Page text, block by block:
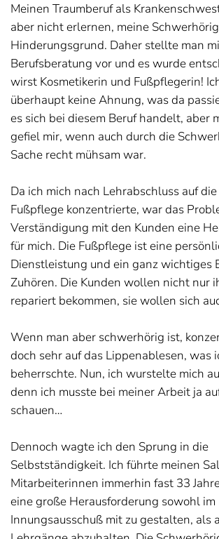
Meinen Traumberuf als
aber nicht erlernen, meine
Hinderungsgrund. Daher stellte man
Berufsberatung vor und es wurde
wirst Kosmetikerin und Fußpflegerin!
überhaupt keine Ahnung, was da
es sich bei diesem Beruf handelt, aber
gefiel mir, wenn auch durch die
Sache recht mühsam war.
Da ich mich nach Lehrabschluss auf
Fußpflege konzentrierte, war das
Verständigung mit den Kunden eine
für mich. Die Fußpflege ist eine
Dienstleistung und ein ganz wichtiges
Zuhören. Die Kunden wollen nicht nur
repariert bekommen, sie wollen sich
Wenn man aber schwerhörig ist,
doch sehr auf das Lippenablesen, was
beherrschte. Nun, ich wurstelte mich
denn ich musste bei meiner Arbeit ja
schauen…
Dennoch wagte ich den Sprung in die
Selbstständigkeit. Ich führte meinen
Mitarbeiterinnen immerhin fast 33
eine große Herausforderung sowohl im
Innungsausschuß mit zu gestalten, als